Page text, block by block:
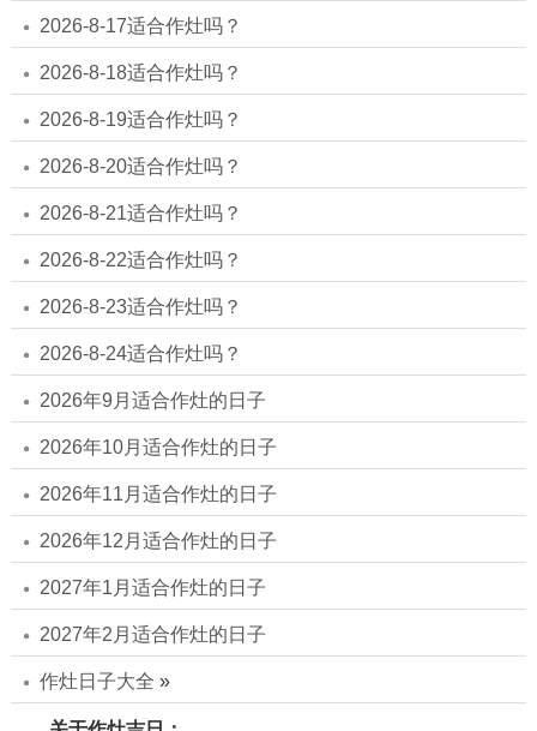
2026-8-17适合作灶吗？
2026-8-18适合作灶吗？
2026-8-19适合作灶吗？
2026-8-20适合作灶吗？
2026-8-21适合作灶吗？
2026-8-22适合作灶吗？
2026-8-23适合作灶吗？
2026-8-24适合作灶吗？
2026年9月适合作灶的日子
2026年10月适合作灶的日子
2026年11月适合作灶的日子
2026年12月适合作灶的日子
2027年1月适合作灶的日子
2027年2月适合作灶的日子
作灶日子大全 »